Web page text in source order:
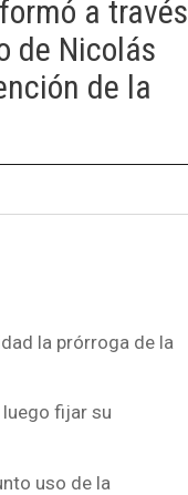
a través
de Nicolás
de la
la prórroga de la
fijar su
uso de la